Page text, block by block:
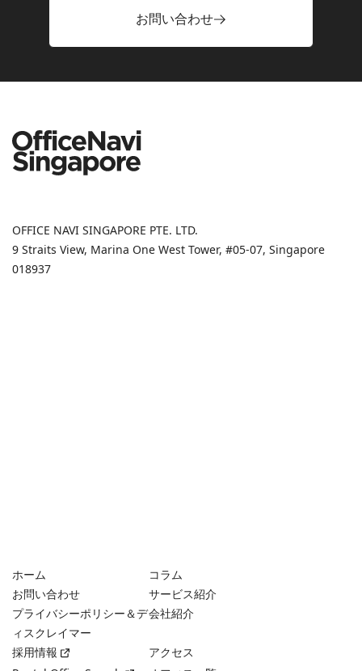
お問い合わせ
OFFICE NAVI SINGAPORE PTE. LTD.
9 Straits View, Marina One West Tower, #05-07, Singapore
018937
ホーム
コラム
お問い合わせ
サービス紹介
プライバシーポリシー＆デ
ィスクレイマー
会社紹介
採用情報
アクセス